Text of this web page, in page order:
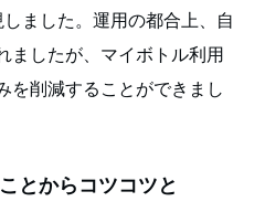
ました。運用の都合上、自
ましたが、マイボトル利用
を削減することができまし
とからコツコツと